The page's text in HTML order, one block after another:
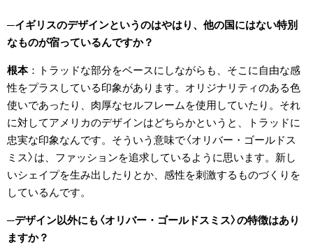
イギリスのデザインというのはやはり、他の国にはない特別
なものが宿っているんですか？
根本
トラッドな部分をベースにしながらも、そこに自由な感
性をプラスしている印象があります。オリジナリティのある色
使いであったり、肉厚なセルフレームを使用していたり。それ
に対してアメリカのデザインはどちらかというと、トラッドに
忠実な印象なんです。そういう意味で〈オリバー・ゴールドス
ミス〉は、ファッションを追求しているように思います。新し
いシェイプを生み出したりとか、感性を刺激するものづくりを
しているんです。
デザイン以外にも〈オリバー・ゴールドスミス〉の特徴はあり
ますか？